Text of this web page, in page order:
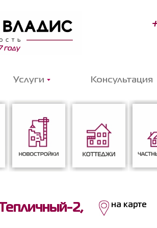
Услуги Консультация
Новостройки Коттеджи
2, на карте